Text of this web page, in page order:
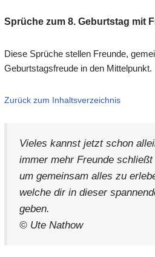
Sprüche zum 8. Geburtstag mit
Diese Sprüche stellen Freunde,
Geburtstagsfreude in den Mittelpunkt.
Zurück zum Inhaltsverzeichnis
Vieles kannst jetzt schon
immer mehr Freunde schließt
um gemeinsam alles zu
welche dir in dieser
geben.
© Ute Nathow